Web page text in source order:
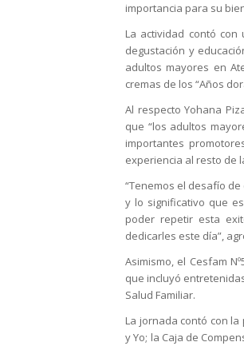
importancia para su
La actividad contó
degustación y
adultos mayores en
cremas de los “Años
Al respecto Yohana
que “los adultos
importantes
experiencia al resto de
“Tenemos el desafío
y lo significativo que
poder repetir esta
dedicarles este día”,
Asimismo, el Cesfam
que incluyó
Salud Familiar.
La jornada contó con
y Yo; la Caja de